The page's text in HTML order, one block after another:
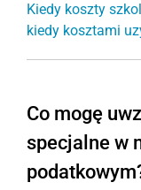
Kiedy koszty
kiedy kosztami
Co mogę
specjalne w